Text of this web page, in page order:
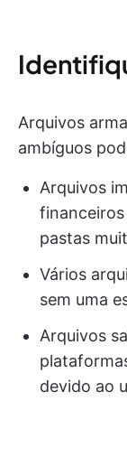
Arquivos
ambíguos
Arquivos
pastas
Vários
sem uma
Arquivos
devido ao